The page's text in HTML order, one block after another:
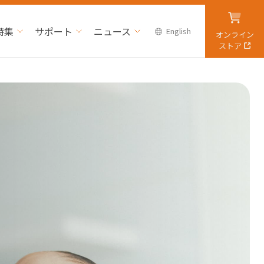
集 サポート ニュース English
オンライン
ストア